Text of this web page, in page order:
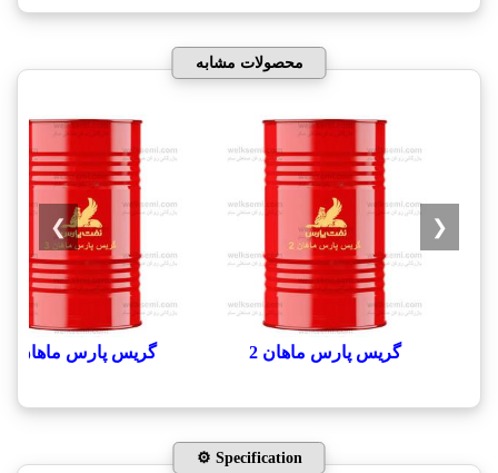
محصولات مشابه
گریس پارس ماهان 2 گریس پارس ماهان 3
❮
❯
⚙️ Specification